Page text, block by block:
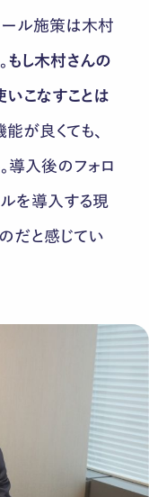
ール施策は木村
もし木村さんの
いこなすことは
が良くても、
導入後のフォロ
を導入する現
だと感じてい